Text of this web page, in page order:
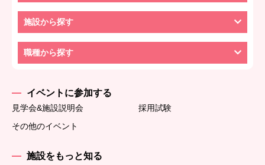
施設から探す
職種から探す
イベントに参加する
見学会&施設説明会
採用試験
その他のイベント
施設をもっと知る